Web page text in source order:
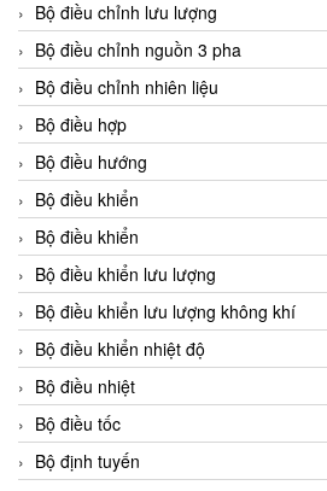
Bộ điều chỉnh lưu lượng
Bộ điều chỉnh nguồn 3 pha
Bộ điều chỉnh nhiên liệu
Bộ điều hợp
Bộ điều hướng
Bộ điều khiển
Bộ điều khiển
Bộ điều khiển lưu lượng
Bộ điều khiển lưu lượng không khí
Bộ điều khiển nhiệt độ
Bộ điều nhiệt
Bộ điều tốc
Bộ định tuyến